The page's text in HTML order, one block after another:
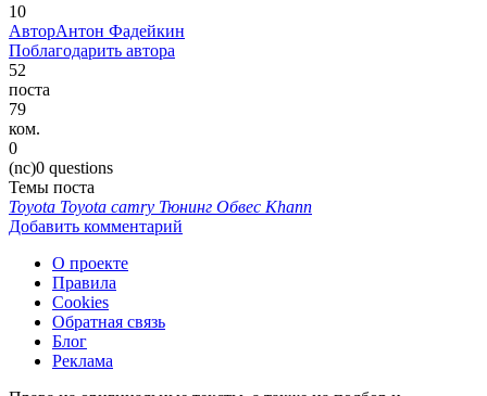
10
АвторАнтон Фадейкин
Поблагодарить автора
52
поста
79
ком.
0
(nc)0 questions
Темы поста
Toyota Toyota camry Тюнинг Обвес Khann
Добавить комментарий
О проекте
Правила
Cookies
Обратная связь
Блог
Реклама